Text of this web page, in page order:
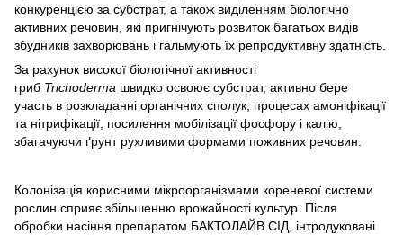
конкуренцією за субстрат, а також виділенням біологічно
активних речовин, які пригнічують розвиток багатьох видів
збудників захворювань і гальмують їх репродуктивну здатність.
За рахунок високої біологічної активності
гриб Trichoderma швидко освоює субстрат, активно бере
участь в розкладанні органічних сполук, процесах амоніфікації
та нітрифікації, посилення мобілізації фосфору і калію,
збагачуючи ґрунт рухливими формами поживних речовин.
Колонізація корисними мікроорганізмами кореневої системи
рослин сприяє збільшенню врожайності культур. Після
обробки насіння препаратом БАКТОЛАЙВ СІД, інтродуковані